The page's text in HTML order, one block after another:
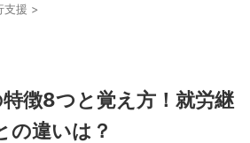
支援 >
徴8つと覚え方！就労継
の違いは？